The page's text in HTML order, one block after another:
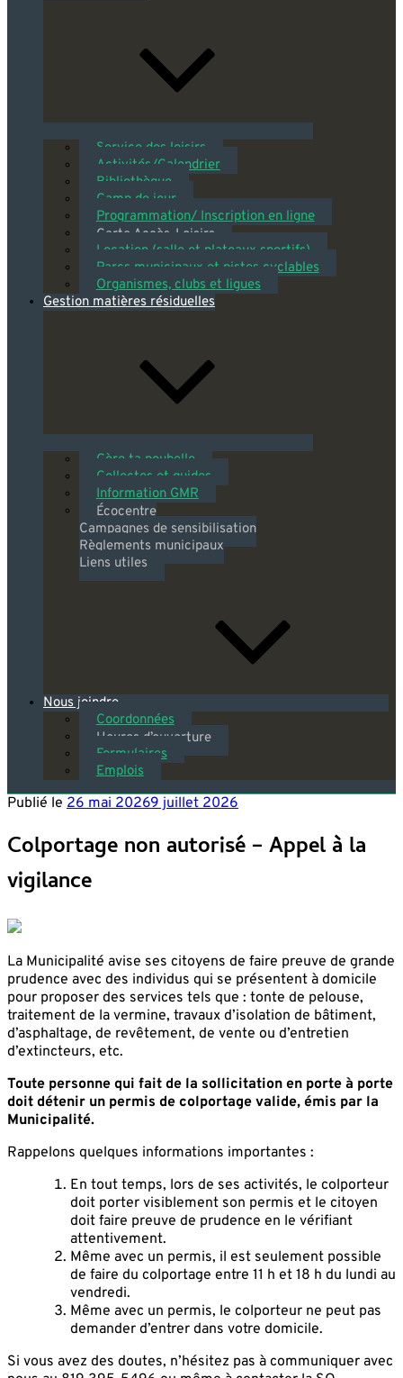
Service des loisirs
Activités/Calendrier
Bibliothèque
Camp de jour
Programmation/ Inscription en ligne
Carte Accès-Loisirs
Location (salle et plateaux sportifs)
Parcs municipaux et pistes cyclables
Organismes, clubs et ligues
Gestion matières résiduelles
Gère ta poubelle
Collectes et guides
Information GMR
Écocentre
Campagnes de sensibilisation
Règlements municipaux
Liens utiles
Nous joindre
Coordonnées
Heures d’ouverture
Formulaires
Emplois
Publié le 26 mai 20269 juillet 2026
Colportage non autorisé – Appel à la
vigilance
La Municipalité avise ses citoyens de faire preuve de grande
prudence avec des individus qui se présentent à domicile
pour proposer des services tels que : tonte de pelouse,
traitement de la vermine, travaux d’isolation de bâtiment,
d’asphaltage, de revêtement, de vente ou d’entretien
d’extincteurs, etc.
Toute personne qui fait de la sollicitation en porte à porte
doit détenir un permis de colportage valide, émis par la
Municipalité.
Rappelons quelques informations importantes :
En tout temps, lors de ses activités, le colporteur
doit porter visiblement son permis et le citoyen
doit faire preuve de prudence en le vérifiant
attentivement.
Même avec un permis, il est seulement possible
de faire du colportage entre 11 h et 18 h du lundi au
vendredi.
Même avec un permis, le colporteur ne peut pas
demander d’entrer dans votre domicile.
Si vous avez des doutes, n’hésitez pas à communiquer avec